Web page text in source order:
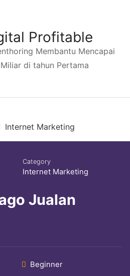
Profitable
Membantu Mencapai
di tahun Pertama
Internet Marketing
Category
Internet Marketing
Jualan
Beginner